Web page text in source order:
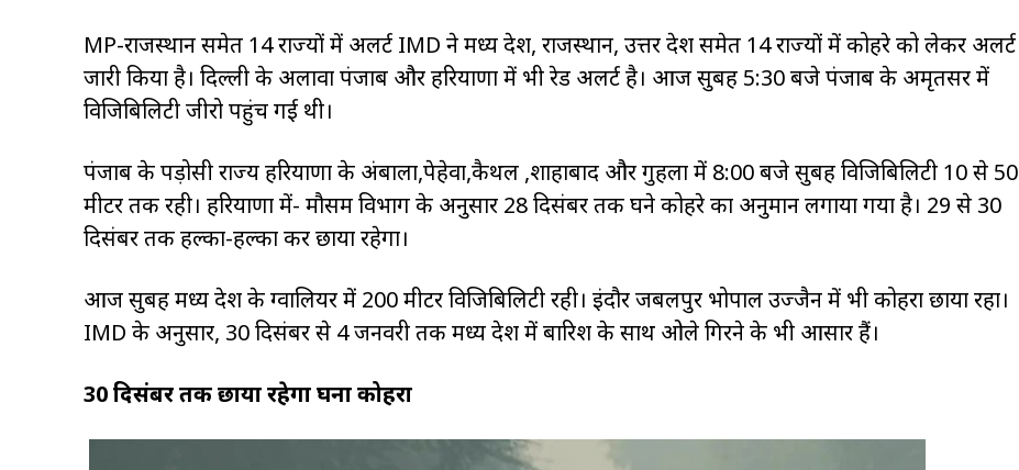
MP-राजस्थान समेत 14 राज्यों में अलर्ट IMD ने मध्य प्रदेश, राजस्थान, उत्तर प्रदेश समेत 14 राज्यों में कोहरे को लेकर अलर्ट
जारी किया है। दिल्ली के अलावा पंजाब और हरियाणा में भी रेड अलर्ट है। आज सुबह 5:30 बजे पंजाब के अमृतसर में
विजिबिलिटी जीरो पहुंच गई थी।
पंजाब के पड़ोसी राज्य हरियाणा के अंबाला,पेहेवा,कैथल ,शाहाबाद और गुहला में 8:00 बजे सुबह विजिबिलिटी 10 से 50
मीटर तक रही। हरियाणा में- मौसम विभाग के अनुसार 28 दिसंबर तक घने कोहरे का अनुमान लगाया गया है। 29 से 30
दिसंबर तक हल्का-हल्का कर छाया रहेगा।
आज सुबह मध्य प्रदेश के ग्वालियर में 200 मीटर विजिबिलिटी रही। इंदौर जबलपुर भोपाल उज्जैन में भी कोहरा छाया रहा।
IMD के अनुसार, 30 दिसंबर से 4 जनवरी तक मध्य प्रदेश में बारिश के साथ ओले गिरने के भी आसार हैं।
30 दिसंबर तक छाया रहेगा घना कोहरा